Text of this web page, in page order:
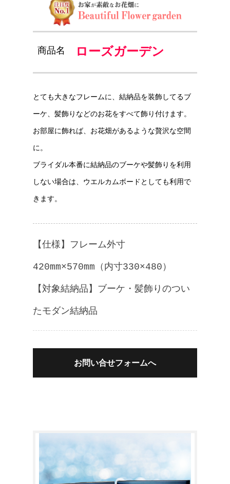
ローズガーデン
商品名
とても大きなフレームに、結納品を装飾してるブ
ーケ、髪飾りなどのお花をすべて飾り付けます。
お部屋に飾れば、お花畑があるような贅沢な空間
に。
ブライダル本番に結納品のブーケや髪飾りを利用
しない場合は、ウエルカムボードとしても利用で
きます。
【仕様】フレーム外寸
420mm×570mm（内寸330×480）
【対象結納品】ブーケ・髪飾りのつい
たモダン結納品
お問い合せフォームへ